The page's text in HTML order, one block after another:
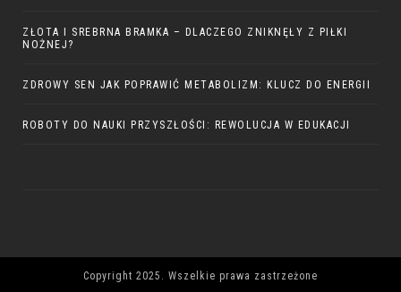
ZŁOTA I SREBRNA BRAMKA – DLACZEGO ZNIKNĘŁY Z PIŁKI
NOŻNEJ?
ZDROWY SEN JAK POPRAWIĆ METABOLIZM: KLUCZ DO ENERGII
ROBOTY DO NAUKI PRZYSZŁOŚCI: REWOLUCJA W EDUKACJI
Copyright 2025. Wszelkie prawa zastrzeżone